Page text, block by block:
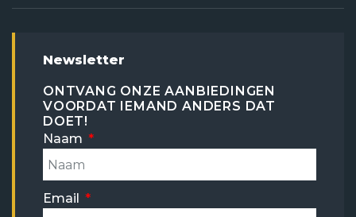
Newsletter
ONTVANG ONZE AANBIEDINGEN
VOORDAT IEMAND ANDERS DAT
DOET!
Naam
Email